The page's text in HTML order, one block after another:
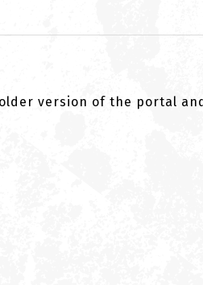
version of the portal